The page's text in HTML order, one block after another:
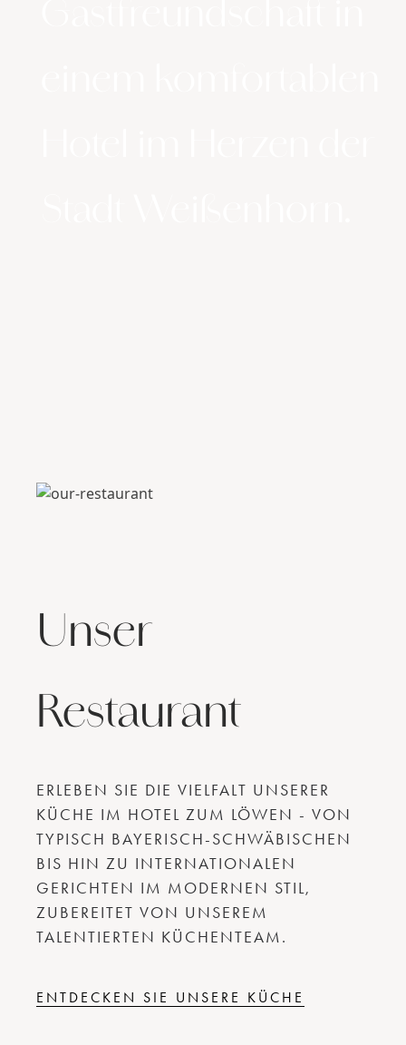
Unser
Restaurant
ERLEBEN SIE DIE VIELFALT UNSERER
KÜCHE IM HOTEL ZUM LÖWEN - VON
TYPISCH BAYERISCH-SCHWÄBISCHEN
BIS HIN ZU INTERNATIONALEN
GERICHTEN IM MODERNEN STIL,
ZUBEREITET VON UNSEREM
TALENTIERTEN KÜCHENTEAM.
ENTDECKEN SIE UNSERE KÜCHE